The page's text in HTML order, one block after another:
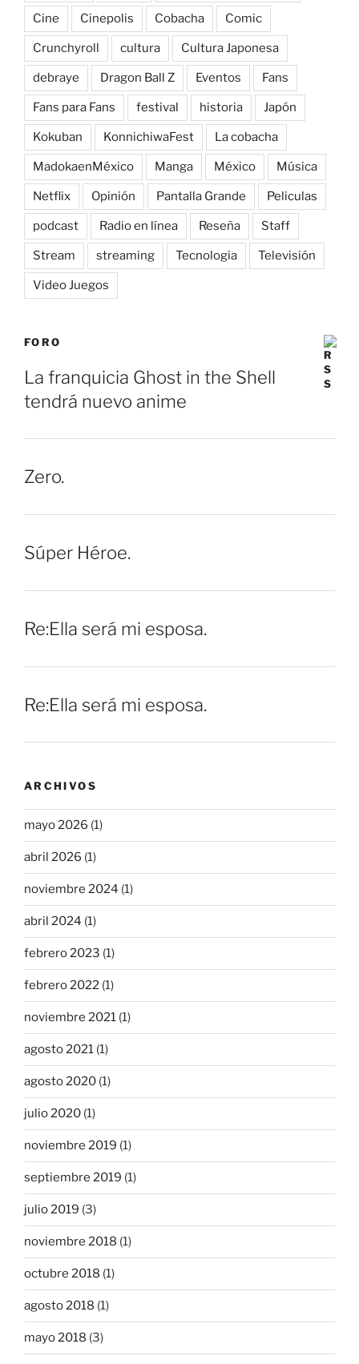
Cine Cinepolis Cobacha Comic
Crunchyroll cultura Cultura Japonesa
debraye Dragon Ball Z Eventos Fans
Fans para Fans festival historia Japón
Kokuban KonnichiwaFest La cobacha
MadokaenMéxico Manga México Música
Netflix Opinión Pantalla Grande Peliculas
podcast Radio en línea Reseña Staff
Stream streaming Tecnologia Televisión
Video Juegos
FORO
La franquicia Ghost in the Shell
tendrá nuevo anime
Zero.
Súper Héroe.
Re:Ella será mi esposa.
Re:Ella será mi esposa.
ARCHIVOS
mayo 2026 (1)
abril 2026 (1)
noviembre 2024 (1)
abril 2024 (1)
febrero 2023 (1)
febrero 2022 (1)
noviembre 2021 (1)
agosto 2021 (1)
agosto 2020 (1)
julio 2020 (1)
noviembre 2019 (1)
septiembre 2019 (1)
julio 2019 (3)
noviembre 2018 (1)
octubre 2018 (1)
agosto 2018 (1)
mayo 2018 (3)